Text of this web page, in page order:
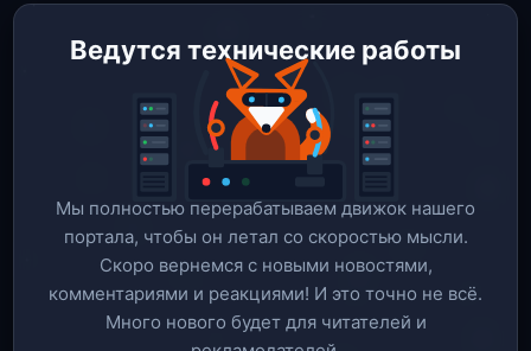
Ведутся технические работы
Мы полностью перерабатываем движок нашего
портала, чтобы он летал со скоростью мысли.
Скоро вернемся c новыми новостями,
комментариями и реакциями! И это точно не всё.
Много нового будет для читателей и